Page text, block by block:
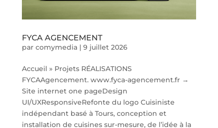
FYCA AGENCEMENT
par comymedia| 9 juillet 2026
Accueil » Projets RÉALISATIONS
FYCAAgencement. www.fyca-agencement.fr →
Site internet one pageDesign
UI/UXResponsiveRefonte du logo Cuisiniste
indépendant basé à Tours, conception et
installation de cuisines sur-mesure, de l’idée à la